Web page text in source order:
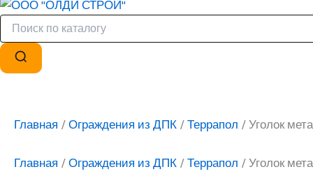
Главная / Ограждения из ДПК / Террапол / Уголок
Главная / Ограждения из ДПК / Террапол / Уголок